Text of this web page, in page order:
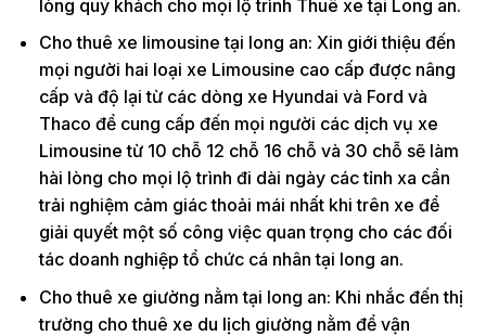
lòng quý khách cho mọi lộ trình Thuê xe tại Long an.
Cho thuê xe limousine tại long an: Xin giới thiệu đến
mọi người hai loại xe Limousine cao cấp được nâng
cấp và độ lại từ các dòng xe Hyundai và Ford và
Thaco để cung cấp đến mọi người các dịch vụ xe
Limousine từ 10 chỗ 12 chỗ 16 chỗ và 30 chỗ sẽ làm
hài lòng cho mọi lộ trình đi dài ngày các tỉnh xa cần
trải nghiệm cảm giác thoải mái nhất khi trên xe để
giải quyết một số công việc quan trọng cho các đối
tác doanh nghiệp tổ chức cá nhân tại long an.
Cho thuê xe giường nằm tại long an: Khi nhắc đến thị
trường cho thuê xe du lịch giường nằm để vận